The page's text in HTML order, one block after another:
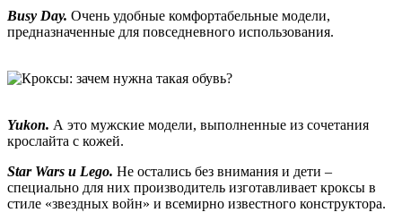
Busy Day. Очень удобные комфортабельные модели,
предназначенные для повседневного использования.
Yukon. А это мужские модели, выполненные из сочетания
крослайта с кожей.
Star Wars и Lego. Не остались без внимания и дети –
специально для них производитель изготавливает кроксы в
стиле «звездных войн» и всемирно известного конструктора.